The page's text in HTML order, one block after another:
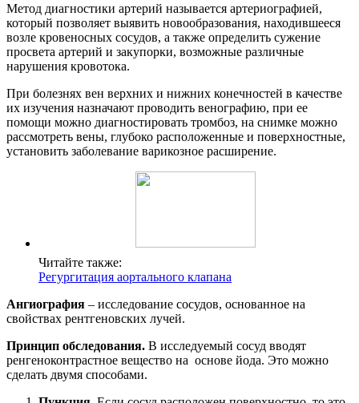
Метод диагностики артерий называется артериографией,
который позволяет выявить новообразования, находившееся
возле кровеносных сосудов, а также определить сужение
просвета артерий и закупорки, возможные различные
нарушения кровотока.
При болезнях вен верхних и нижних конечностей в качестве
их изучения назначают проводить венографию, при ее
помощи можно диагностировать тромбоз, на снимке можно
рассмотреть вены, глубоко расположенные и поверхностные,
установить заболевание варикозное расширение.
Читайте также:
Регургитация аортального клапана
Ангиография – исследование сосудов, основанное на
свойствах рентгеновских лучей.
Принцип обследования. В исследуемый сосуд вводят
ренгеноконтрастное вещество на основе йода. Это можно
сделать двумя способами.